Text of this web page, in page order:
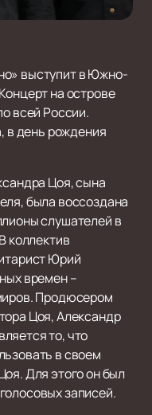
выступит в Южно-
на острове
всей России.
в день рождения
Цоя, сына
была воссоздана
слушателей в
коллектив
Юрий
времен –
Продюсером
Цоя, Александр
то, что
в своем
Для этого он был
записей.